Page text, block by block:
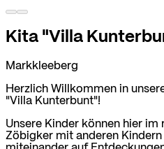
Kita "Villa
Markkleeberg
Herzlich Willkommen in
"Villa Kunterbunt"!
Unsere Kinder können hier im
Zöbigker mit anderen